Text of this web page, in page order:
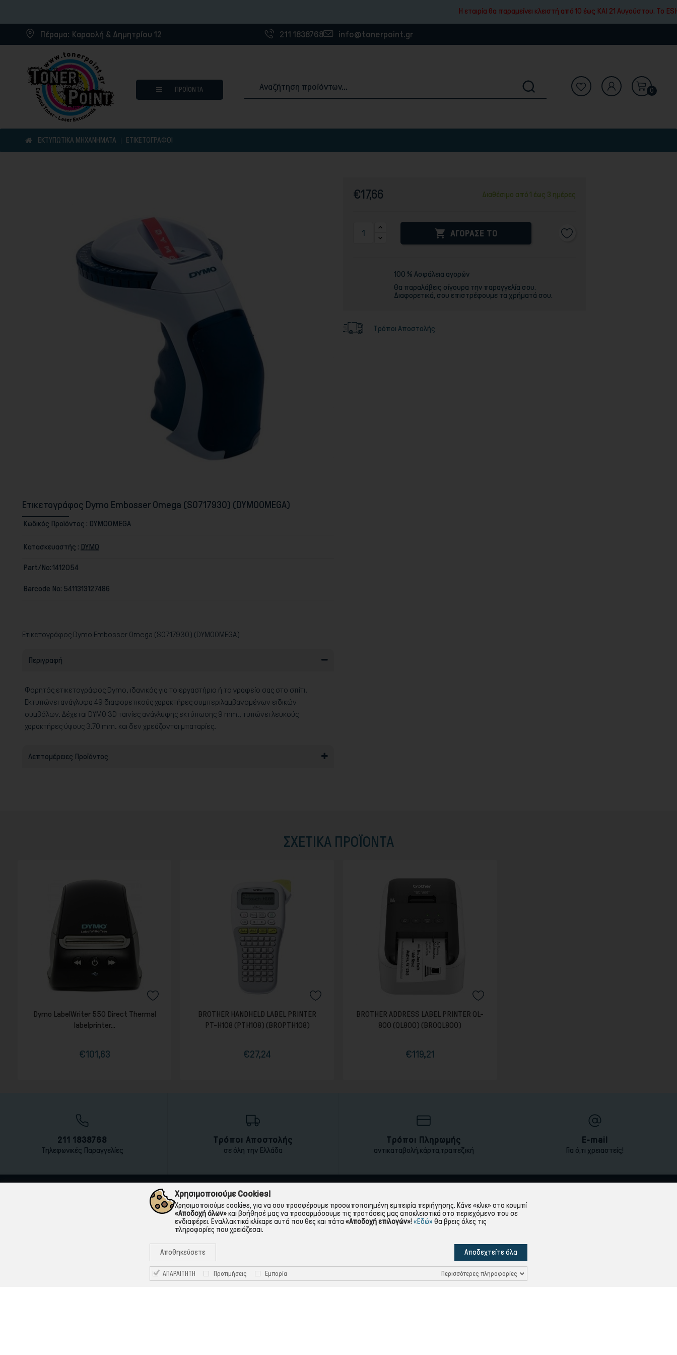
Η εταιρία θα παραμείνει κλειστή από 10 έως ΚΑΙ 21 Αυγούστου. To ESHOP μας
Πέραμα: Καραολή & Δημητρίου 12 211 1838768 info@tonerpoint.gr
ΠΡΟΪΌΝΤΑ
Μελανοταινίες
Ανταλλακτικά εκτυπωτών
0
ΕΚΤΥΠΩΤΙΚΑ ΜΗΧΑΝΗΜΑΤΑ ΕΤΙΚΕΤΟΓΡΆΦΟΙ
Ετικετογράφος Dymo Embosser Omega (S0717930) (DYMOOMEGA)
Κωδικός Προϊόντος : DYMOOMEGA
Κατασκευαστής : DYMO
Part/No:1412054
Barcode No: 5411313127486
Ετικετογράφος Dymo Embosser Omega (S0717930) (DYMOOMEGA)
Περιγραφή
Φορητός ετικετογράφος Dymo, ιδανικός για το εργαστήριο ή το γραφείο σας στο σπίτι.
Ekτυπώνει ανάγλυφα 49 διαφορετικούς χαρακτήρες συμπεριλαμβανομένων ειδικών
συμβόλων. Δέχεται DYMO 3D ταινίες ανάγλυφης εκτύπωσης 9 mm., τυπώνει λευκούς
χαρακτήρες ύψους 3.70 mm. και δεν χρεάζονται μπαταρίες.
Λεπτομέρειες Προϊόντος
€17,66 Διαθέσιμο από 1 έως 3 ημέρες
 ΑΓΟΡΑΣΕ ΤΟ
100 % Ασφάλεια αγορών
Θα παραλάβεις σίγουρα την παραγγελία σου.
Διαφορετικά, σου επιστρέφουμε τα χρήματά σου.
Τρόποι Αποστολής
ΣΧΕΤΙΚΆ ΠΡΟΪΟΝΤΑ
Dymo LabelWriter 550 Direct Thermal
labelprinter...
Τιμή
€101,63
Κανονική
BROTHER HANDHELD LABEL PRINTER
PT-H108 (PTH108) (BROPTH108)
Τιμή
€27,24
Κανονική
BROTHER ADDRESS LABEL PRINTER QL-
800 (QL800) (BROQL800)
Τιμή
€119,21
Κανονική
211 1838768
Τηλεφωνικές Παραγγελίες
Τρόποι Αποστολής
σε όλη την Ελλάδα
Τρόποι Πληρωμής
αντικαταβολή,κάρτα,τραπεζική
E-mail
Για ό,τι χρειαστείς!
ΠΛΗΡΟΦΟΡΙΕΣ
Η εταιρεία
Όροι Χρήσης
Πολιτική Απορρήτου
Προστασία Προσωπικών Δεδομένων
Επικοινωνία
Χρησιμοποιούμε Cookies!
Χρησιμοποιούμε cookies, για να σου προσφέρουμε προσωποποιημένη εμπειρία περιήγησης. Κάνε «κλικ» στο κουμπί
«Αποδοχή όλων»και βοήθησέ μας να προσαρμόσουμε τις προτάσεις μας αποκλειστικά στο περιεχόμενο που σε
ενδιαφέρει. Εναλλακτικά κλίκαρε αυτά που θες και πάτα «Αποδοχή επιλογών»! «Εδώ» θα βρεις όλες τις
πληροφορίες που χρειάζεσαι.
Αποθηκεύσετε Αποδεχτείτε όλα
ΑΠΑΡΑΙΤΗΤΗ Προτιμήσεις Εμπορία Περισσότερες πληροφορίες